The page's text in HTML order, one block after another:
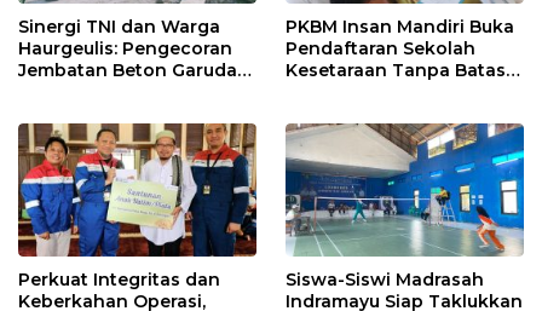
Sinergi TNI dan Warga
Haurgeulis: Pengecoran
Jembatan Beton Garuda
PKBM Insan Mandiri Buka
Pendaftaran Sekolah
Kesetaraan Tanpa Batas
Perkuat Integritas dan
Keberkahan Operasi,
Siswa-Siswi Madrasah
Indramayu Siap Taklukkan